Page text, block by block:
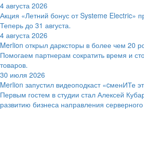
4 августа 2026
Акция «Летний бонус от Systeme Electric»
Теперь до 31 августа.
4 августа 2026
Merlion открыл дарксторы в более чем 20
Помогаем партнерам сократить время и
товаров.
30 июля 2026
Merlion запустил видеоподкаст «cменИТе
Первым гостем в студии стал Алексей
развитию бизнеса направления